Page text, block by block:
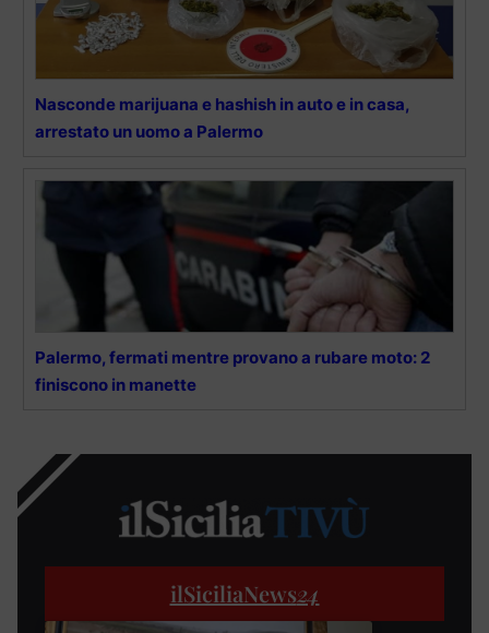
Nasconde marijuana e hashish in auto e in casa,
arrestato un uomo a Palermo
Palermo, fermati mentre provano a rubare moto: 2
finiscono in manette
ilSiciliaNews24